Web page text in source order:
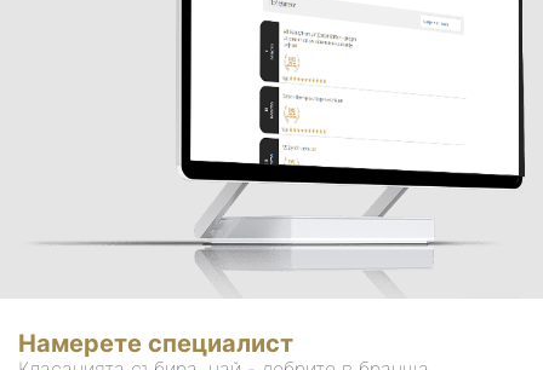
Намерете специалист